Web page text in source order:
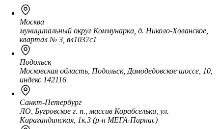
Москва
муниципальный округ Коммунарка, д. Николо-Хованское,
квартал № 3, вл1037с1
Подольск
Московская область, Подольск, Домодедовское шоссе, 10,
индекс 142116
Санкт-Петербург
ЛО, Бугровское г. п., массив Корабсельки, ул.
Карагандинская, 1к.3 (р-н МЕГА-Парнас)